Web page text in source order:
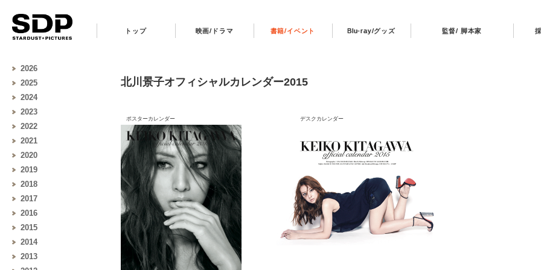
トップ 映画/ドラマ 書籍/イベント Blu-ray/グッズ 監督/ 脚本家
2026
2025
2024
2023
2022
2021
2020
2019
2018
2017
2016
2015
2014
2013
北川景子オフィシャルカレンダー2015
ポスターカレンダー デスクカレンダー